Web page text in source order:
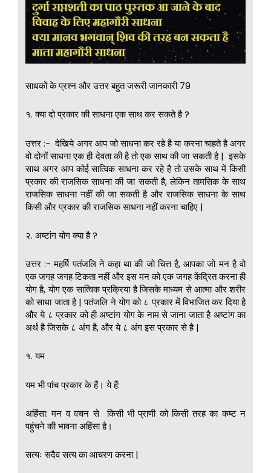
साधकों के प्रश्न और उत्तर बहुत जरूरी जानकारी 79
१. क्या दो प्रकार की साधना एक साथ कर सकते है ?
उत्तर :- देखिये अगर आप जो साधना कर रहे है या करना चाहते है अगर
वो दोनों साधना एक ही देवता की है तो एक साथ की जा सकती है | इसके
साथ अगर आप कोई सात्विक साधना कर रहे है तो उसके साथ में किसी
प्रकार की राजसिक साधना की जा सकती है, लेकिन तामसिक के साथ
राजसिक साधना नहीं की जा सकती है और राजसिक साधना के साथ
किसी और प्रकार की राजसिक साधना नहीं करना चाहिए |
२. अष्टांग योग क्या है ?
उत्तर :- महर्षि पतंजलि ने कहा था की जो चित्त है, आपका जो मन है वो
एक जगह जगह टिकता नहीं और इस मन को एक जगह केंद्रित करना ही
योग है, योग एक सात्विक प्रक्रिया है जिसके माध्यम से आत्मा और शरीर
को साधा जाता है | पतंजलि ने योग को ८ प्रकार में विभाजित कर दिया है
और ये ८ प्रकार को ही अष्टांग योग के नाम से जाना जाता है अष्टांग का
अर्थ है जिसके ८ अंग है, और ये ८ अंग इस प्रकार से है |
१. यम
यम भी पांच प्रकार के हैं। ये हैं:
अहिंसा: मन व वचन से किसी भी प्राणी को किसी तरह का कष्ट न
पहुंचने की भावना अहिंसा है।
सत्यः सदैव सत्य का आचरण करना |